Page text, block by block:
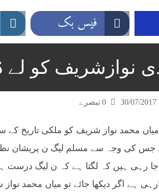
فیس بک
نوازشریف کو لے
30/07/2017
محمد نواز شریف کو ملکی تاریخ کے
جس کی وجہ سے مسلم لیگ ن
جا رہی ہیں کہ لگتا ہے کہ ن لیگ درست
ہے اگر دیکھا جائے تو میاں محمد